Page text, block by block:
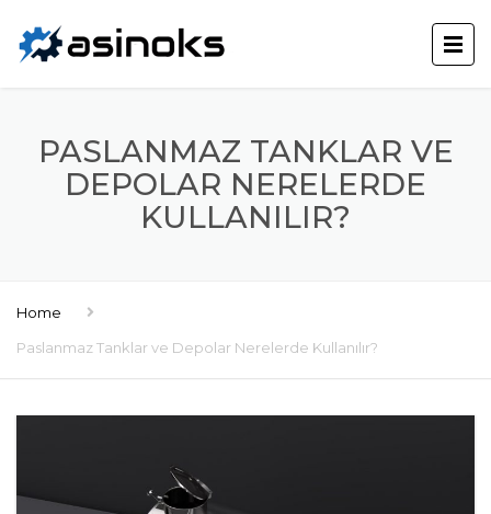
PASLANMAZ TANKLAR VE
DEPOLAR NERELERDE
KULLANILIR?
Home
Paslanmaz Tanklar ve Depolar Nerelerde Kullanılır?